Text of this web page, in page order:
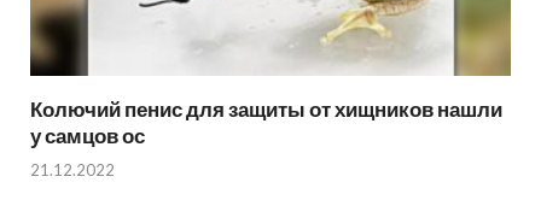
Колючий пенис для защиты от хищников нашли
у самцов ос
21.12.2022